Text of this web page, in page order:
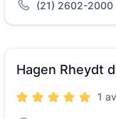
(21) 2602-2000
Hagen Rheydt
1